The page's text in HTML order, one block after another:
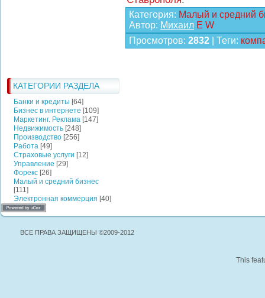
КАТЕГОРИИ РАЗДЕЛА
Банки и кредиты [64]
Бизнес в интернете [109]
Маркетинг. Реклама [147]
Недвижимость [248]
Производство [256]
Работа [49]
Страховые услуги [12]
Управление [29]
Форекс [26]
Малый и средний бизнес
[111]
Электронная коммерция [40]
Категория: Малый и средний
Автор: Михаил E W
Просмотров: 2832 Теги:
ВСЕ ПРАВА ЗАЩИЩЕНЫ ©2009-2012
This